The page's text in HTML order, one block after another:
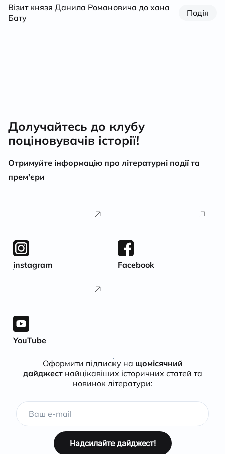
Візит князя Данила Романовича до хана
Бату
Подія
Долучайтесь до клубу
поціновувачів історії!
Отримуйте інформацію про літературні події та
прем'єри
instagram Facebook
YouTube
Оформити підписку на щомісячний
дайджестнайцікавіших історичних статей та
новинок літератури: